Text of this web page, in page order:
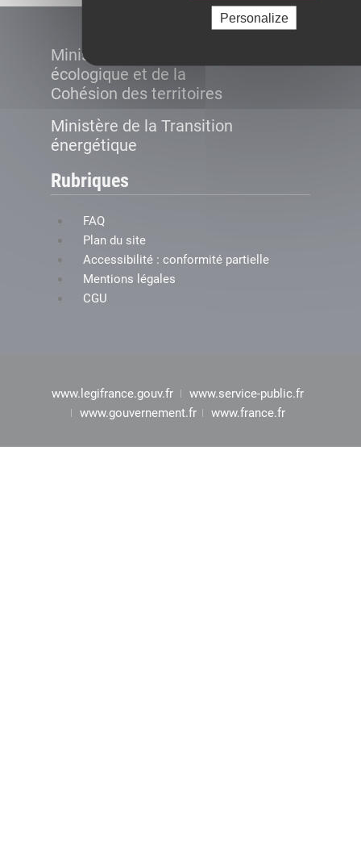
Personalize
Ministère de la Transition
écologique et de la
Cohésion des territoires
Ministère de la Transition
énergétique
Rubriques
FAQ
Plan du site
Accessibilité : conformité partielle
Mentions légales
CGU
www.legifrance.gouv.fr
www.service-public.fr
www.gouvernement.fr
www.france.fr